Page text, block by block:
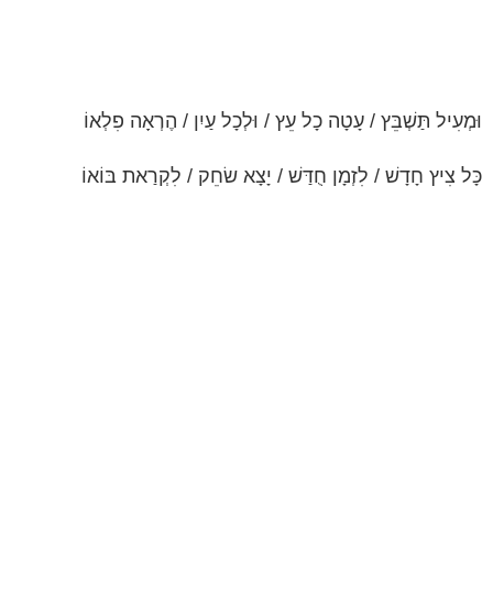
וּמְעִיל תַּשְׁבֵּץ / עָטָה כָל עֵץ / וּלְכָל עַיִן / הֶרְאָה פִלְאוֹ
כָּל צִיץ חָדָשׁ / לִזְמָן חֻדַּשׁ / יָצָא שׂחֵק / לִקְרַאת בּוֹאוֹ